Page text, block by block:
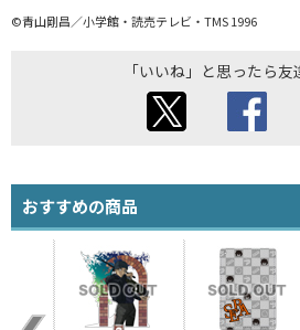
©青山剛昌／小学館・読売テレビ・TMS 1996
「いいね」と思ったら友
おすすめの商品